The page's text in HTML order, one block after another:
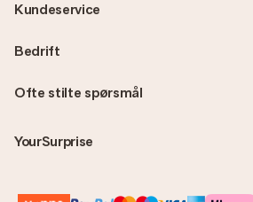
Ofte stilte spørsmål
YourSurprise
Kundeservice
Bedrift